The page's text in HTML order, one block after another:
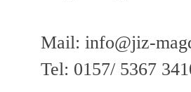
Mail: info@jiz-
Tel: 0157/ 5367